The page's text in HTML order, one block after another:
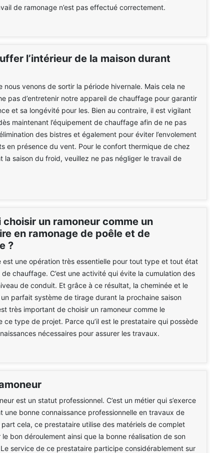
de ramonage n’est pas effectué correctement.
l’intérieur de la maison durant
nous venons de sortir la période hivernale. Mais cela ne
pas d’entretenir notre appareil de chauffage pour garantir
et sa longévité pour les. Bien au contraire, il est vigilant
maintenant l’équipement de chauffage afin de ne pas
des bistres et également pour éviter l’envolement
en présence du vent. Pour le confort thermique de chez
la saison du froid, veuillez ne pas négliger le travail de
choisir un ramoneur comme un
en ramonage de poêle et de
?
est une opération très essentielle pour tout type et tout état
de chauffage. C’est une activité qui évite la cumulation des
de conduit. Et grâce à ce résultat, la cheminée et le
parfait système de tirage durant la prochaine saison
très important de choisir un ramoneur comme le
ce type de projet. Parce qu’il est le prestataire qui possède
nécessaires pour assurer les travaux.
est un statut professionnel. C’est un métier qui s’exerce
une bonne connaissance professionnelle en travaux de
part cela, ce prestataire utilise des matériels de complet
bon déroulement ainsi que la bonne réalisation de son
service de ce prestataire participe considérablement sur